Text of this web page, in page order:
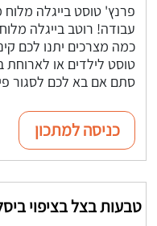
עבודה! רוטב בייגלה
כמה מצרכים יתנו לכם
טוסט לילדים או
סתם אם בא לכם לסגור
כניסה למתכון
טבעות בצל בציפוי